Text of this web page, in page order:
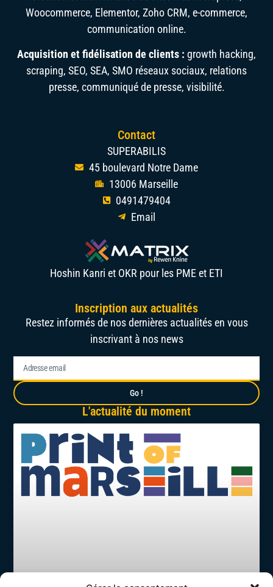
Woocommerce, Elementor, Zoho CRM, e-commerce,
communication online.
Acquisition et fidélisation de clients : growth hacking,
scraping, SEO, SEA, SMO réseaux sociaux, relations
presse, communiqué de presse, visibilité.
Contact
SUPERABILIS
45 boulevard Notre Dame
13006 Marseille
0491479404
Email
Hoshin Kanri et OKR pour les PME et ETI
Inscription aux actualités
Restez informés de nos dernières actualités en vous
inscrivant à nos news
Go !
L'actualité du moment